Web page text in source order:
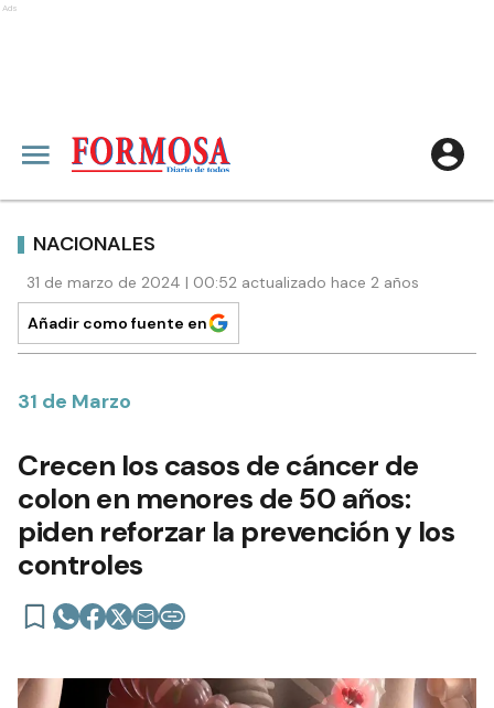
Ads
NACIONALES
31 de marzo de 2024 | 00:52 actualizado hace 2 años
Añadir como fuente en
31 de Marzo
Crecen los casos de cáncer de
colon en menores de 50 años:
piden reforzar la prevención y los
controles